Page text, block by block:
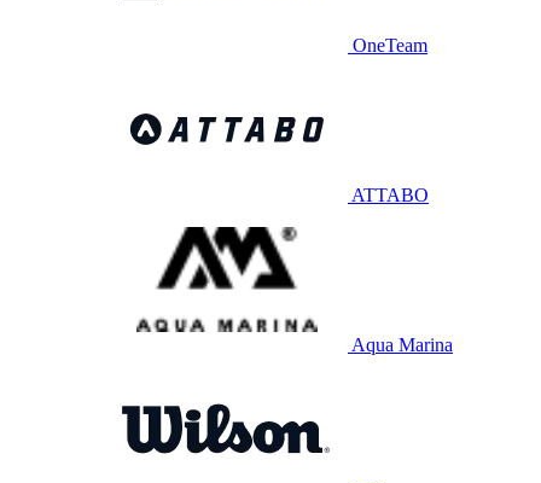
OneTeam
ATTABO
Aqua Marina